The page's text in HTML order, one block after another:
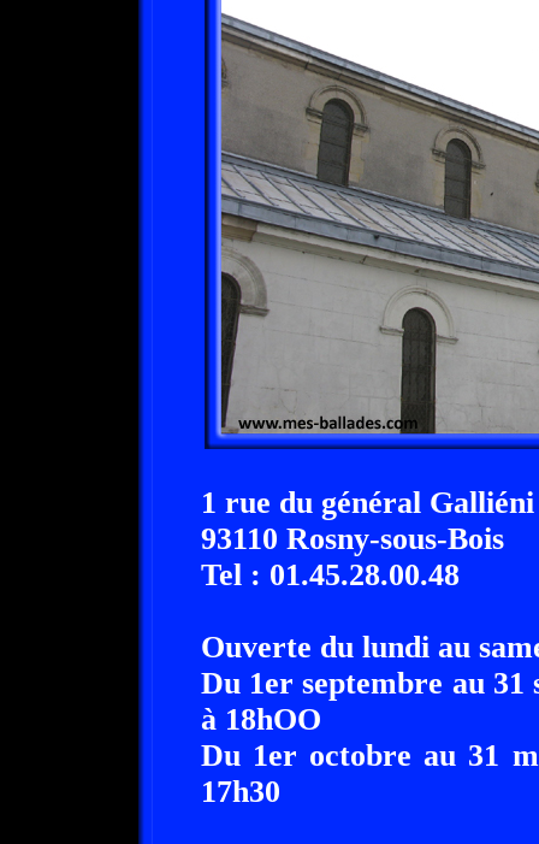
1 rue du général Galliéni
93110 Rosny-sous-Bois
Tel : 01.45.28.00.48
Ouverte du lundi au
Du 1er septembre au 31
à 18hOO
Du 1er octobre au 31
17h30